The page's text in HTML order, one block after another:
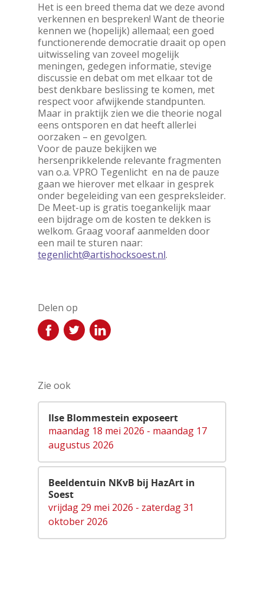
Het is een breed thema dat we deze avond
verkennen en bespreken! Want de theorie
kennen we (hopelijk) allemaal; een goed
functionerende democratie draait op open
uitwisseling van zoveel mogelijk
meningen, gedegen informatie, stevige
discussie en debat om met elkaar tot de
best denkbare beslissing te komen, met
respect voor afwijkende standpunten.
Maar in praktijk zien we die theorie nogal
eens ontsporen en dat heeft allerlei
oorzaken – en gevolgen.
Voor de pauze bekijken we
hersenprikkelende relevante fragmenten
van o.a. VPRO Tegenlicht en na de pauze
gaan we hierover met elkaar in gesprek
onder begeleiding van een gespreksleider.
De Meet-up is gratis toegankelijk maar
een bijdrage om de kosten te dekken is
welkom. Graag vooraf aanmelden door
een mail te sturen naar:
tegenlicht@artishocksoest.nl.
Delen op
Zie ook
Ilse Blommestein exposeert
maandag 18 mei 2026 - maandag 17
augustus 2026
Beeldentuin NKvB bij HazArt in
Soest
vrijdag 29 mei 2026 - zaterdag 31
oktober 2026